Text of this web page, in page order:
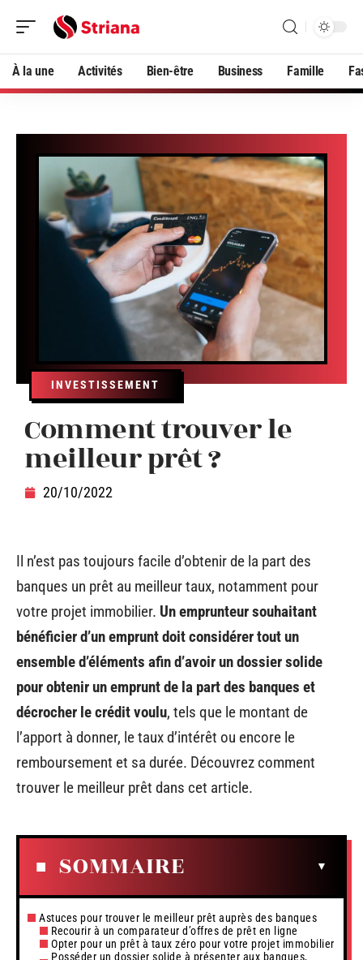
À la une Activités Bien-être Business Famille
INVESTISSEMENT
Comment trouver le
meilleur prêt ?
20/10/2022
Il n’est pas toujours facile d’obtenir de la part des
banques un prêt au meilleur taux, notamment pour
votre projet immobilier. Un emprunteur souhaitant
bénéficier d’un emprunt doit considérer tout un
ensemble d’éléments afin d’avoir un dossier solide
pour obtenir un emprunt de la part des banques et
décrocher le crédit voulu, tels que le montant de
l’apport à donner, le taux d’intérêt ou encore le
remboursement et sa durée. Découvrez comment
trouver le meilleur prêt dans cet article.
SOMMAIRE
Astuces pour trouver le meilleur prêt auprès des banques
Recourir à un comparateur d’offres de prêt en ligne
Opter pour un prêt à taux zéro pour votre projet immobilier
Posséder un dossier solide à présenter aux banques,